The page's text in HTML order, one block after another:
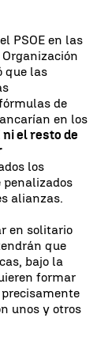
PSOE en las
que las
de
en los
ni el resto de
los
penalizados
alianzas.
en solitario
que
bajo la
formar
precisamente
unos y otros